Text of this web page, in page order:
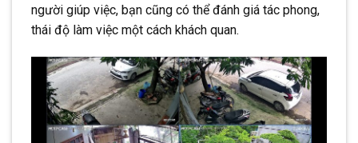
người giúp việc, bạn cũng có thể đánh giá tác phong,
thái độ làm việc một cách khách quan.